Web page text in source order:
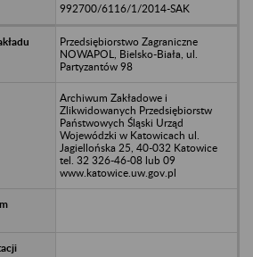
992700/6116/1/2014-SAK
Przedsiębiorstwo Zagraniczne
NOWAPOL, Bielsko-Biała, ul.
Partyzantów 98
Archiwum Zakładowe i
Zlikwidowanych Przedsiębiorstw
Państwowych Śląski Urząd
Wojewódzki w Katowicach ul.
Jagiellońska 25, 40-032 Katowice
tel. 32 326-46-08 lub 09
www.katowice.uw.gov.pl